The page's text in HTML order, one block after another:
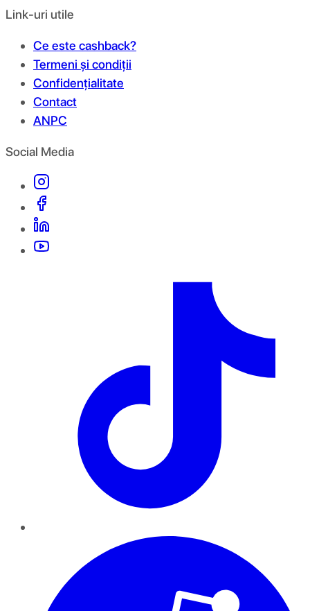
Link-uri utile
Ce este cashback?
Termeni și condiții
Confidențialitate
Contact
ANPC
Social Media